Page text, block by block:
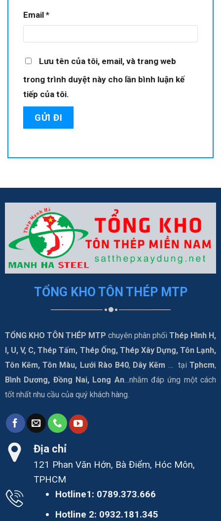
Email *
Lưu tên của tôi, email, và trang web
trong trình duyệt này cho lần bình luận kế
tiếp của tôi.
TỔNG KHO TÔN THÉP MTP
TỔNG KHO TÔN THÉP MTP chuyên phân phốiThép Hình H,
I, U, V, C, Thép Tấm, Thép Ống, Thép Xây Dựng, Tôn Lạnh,
Tôn Kẽm, Tôn Màu, Lưới Rào B40, Dây Kẽm … tạiTphcm,
Bình Dương, Đồng Nai, Long An…nhằm đáp ứng một cách
tốt nhất nhu cầu của quý khách hàng.
Địa chỉ
121 Phan Văn Hớn, Bà Điểm, Hóc Môn,
TPHCM
Hotline1: 0789.373.666
Hotline 2: 0932.181.345